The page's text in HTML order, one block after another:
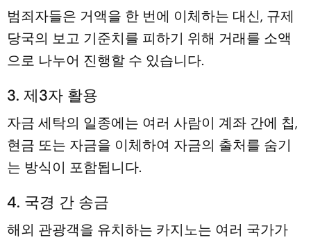
범죄자들은 ​​거액을 한 번에 이체하는 대신, 규제
당국의 보고 기준치를 피하기 위해 거래를 소액
으로 나누어 진행할 수 있습니다.
3. 제3자 활용
자금 세탁의 일종에는 여러 사람이 계좌 간에 칩,
현금 또는 자금을 이체하여 자금의 출처를 숨기
는 방식이 포함됩니다.
4. 국경 간 송금
해외 관광객을 유치하는 카지노는 여러 국가가